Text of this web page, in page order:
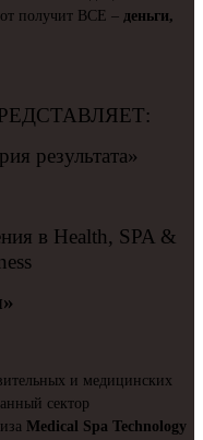
получит ВСЕ – деньги,
результата»
в Health, SPA &
и медицинских
сектор
Medical Spa Technology